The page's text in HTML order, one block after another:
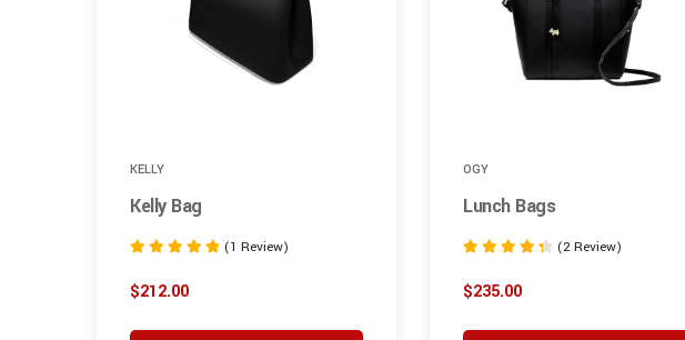
KELLY
Kelly Bag
5.00
out of 5
(1 Review)
$212.00
OGY
Lunch Bags
4.50
out of 5
(2 Review)
$235.00